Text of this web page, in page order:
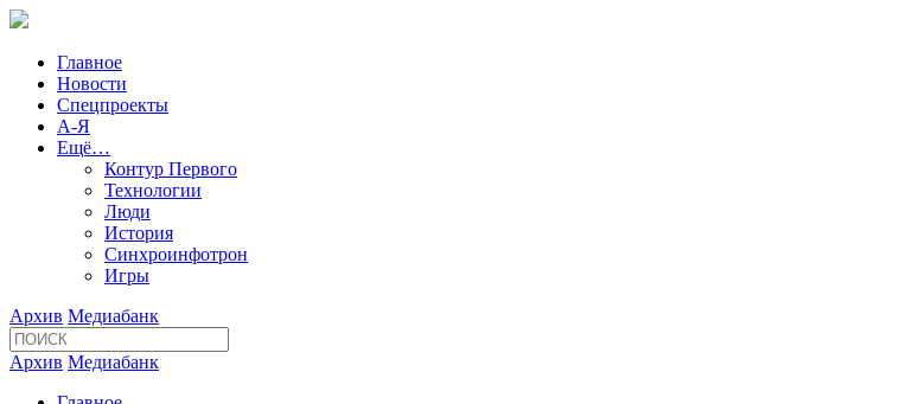
Главное
Новости
Спецпроекты
А-Я
Ещё…
Контур Первого
Технологии
Люди
История
Синхроинфотрон
Игры
Архив Медиабанк
Архив Медиабанк